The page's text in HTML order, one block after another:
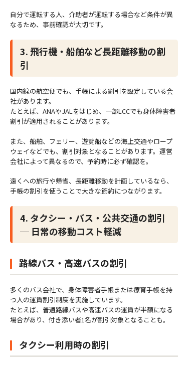
自分で運転する人、介助者が運転する場合など条件が異
なるため、事前確認が大切です。
3. 飛行機・船舶など長距離移動の割
引
国内線の航空便でも、手帳による割引を設定している会
社があります。
たとえば、ANAやJALをはじめ、一部LCCでも身体障害者
割引が適用されることがあります。
また、船舶、フェリー、遊覧船などの海上交通やロープ
ウェイなどでも、割引対象となることがあります。運営
会社によって異なるので、予約時に必ず確認を。
遠くへの旅行や帰省、長距離移動を計画しているなら、
手帳の割引を使うことで大きな節約につながります。
4. タクシー・バス・公共交通の割引
─ 日常の移動コスト軽減
路線バス・高速バスの割引
多くのバス会社で、身体障害者手帳または療育手帳を持
つ人の運賃割引制度を実施しています。
たとえば、普通路線バスや高速バスの運賃が半額になる
場合があり、付き添い者1名が割引対象となることも。
タクシー利用時の割引